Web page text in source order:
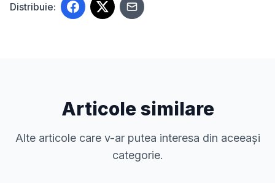
Distribuie:
Articole similare
Alte articole care v-ar putea interesa din aceeași
categorie.